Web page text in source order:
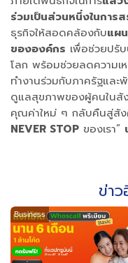
ร่วมเป็นส่วนหนึ่งในการ
ธุรกิจให้สอดคล้องกับแผ
ขององค์กร เพื่อช่วยปรั
โลก พร้อมช่วยลดความ
ทำงานร่วมกับภาครัฐและ
ดูแลสุขภาพของผู้คนในสั
คุณค่าใหม่ ๆ กลับคืนสู่สัง
NEVER STOP ของเรา”
ข่า
Business